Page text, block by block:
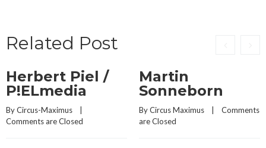
Related Post
Herbert Piel /
P!ELmedia
By Circus-Maximus
Comments are Closed
Martin
Sonneborn
By Circus Maximus
Comments
are Closed